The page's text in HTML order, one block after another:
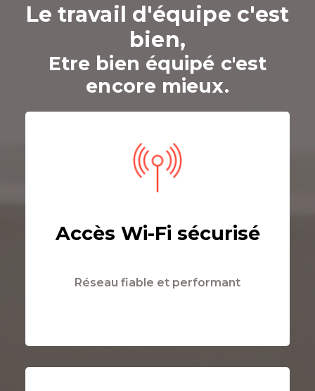
Le travail d'équipe c'est
bien,
Etre bien équipé c'est
encore mieux.
Accès Wi-Fi sécurisé
Réseau fiable et performant